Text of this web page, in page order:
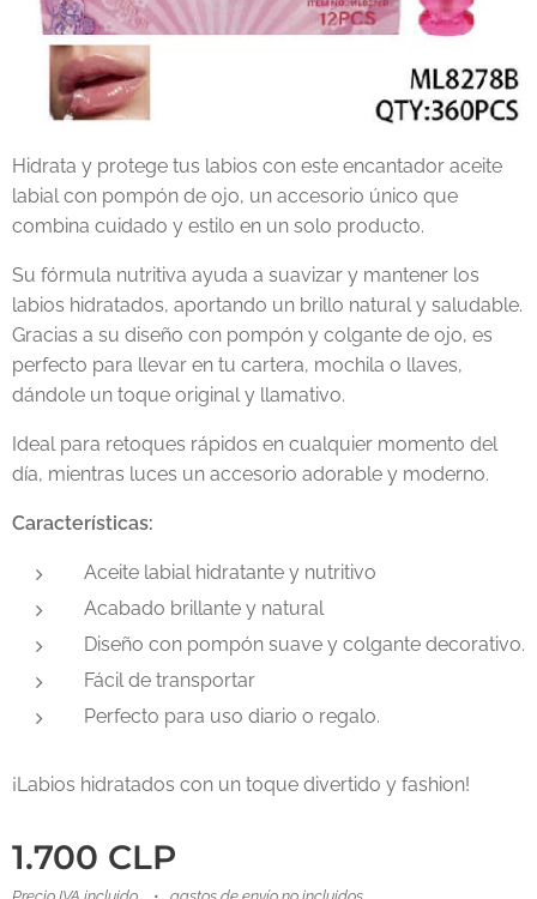
Hidrata y protege tus labios con este encantador aceite
labial con pompón de ojo, un accesorio único que
combina cuidado y estilo en un solo producto.
Su fórmula nutritiva ayuda a suavizar y mantener los
labios hidratados, aportando un brillo natural y saludable.
Gracias a su diseño con pompón y colgante de ojo, es
perfecto para llevar en tu cartera, mochila o llaves,
dándole un toque original y llamativo.
Ideal para retoques rápidos en cualquier momento del
día, mientras luces un accesorio adorable y moderno.
Características:
Aceite labial hidratante y nutritivo
Acabado brillante y natural
Diseño con pompón suave y colgante decorativo.
Fácil de transportar
Perfecto para uso diario o regalo.
¡Labios hidratados con un toque divertido y fashion!
1.700 CLP